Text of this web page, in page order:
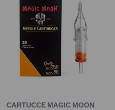
CARTUCCE MAGIC MOON